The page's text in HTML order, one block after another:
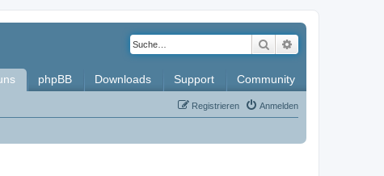
Suche
phpBB Downloads Support Community
Anmelden
Registrieren